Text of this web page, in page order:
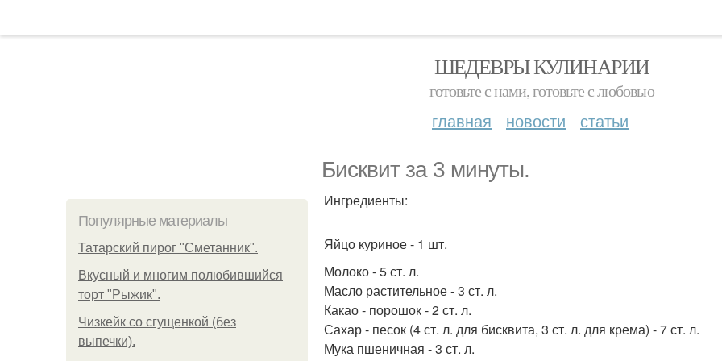
ШЕДЕВРЫ КУЛИНАРИИ
готовьте с нами, готовьте с любовью
главная новости статьи
Бисквит за 3 минуты.
Популярные материалы
Татарский пирог "Сметанник".
Вкусный и многим полюбившийся
торт "Рыжик".
Чизкейк со сгущенкой (без
выпечки).
Ингредиенты:
Яйцо куриное - 1 шт.
Молоко - 5 ст. л.
Масло растительное - 3 ст. л.
Какао - порошок - 2 ст. л.
Сахар - песок (4 ст. л. для бисквита, 3 ст. л. для крема) - 7 ст. л.
Мука пшеничная - 3 ст. л.